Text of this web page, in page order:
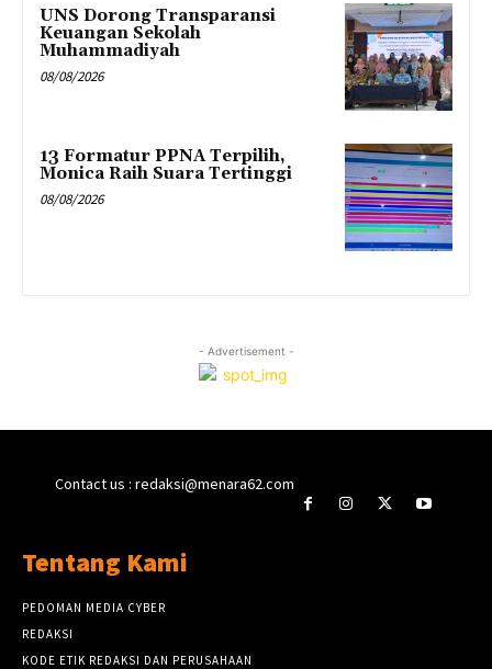
UNS Dorong Transparansi
Keuangan Sekolah
Muhammadiyah
08/08/2026
13 Formatur PPNA Terpilih,
Monica Raih Suara Tertinggi
08/08/2026
- Advertisement -
Contact us : redaksi@menara62.com
Tentang Kami
PEDOMAN MEDIA CYBER
REDAKSI
KODE ETIK REDAKSI DAN PERUSAHAAN